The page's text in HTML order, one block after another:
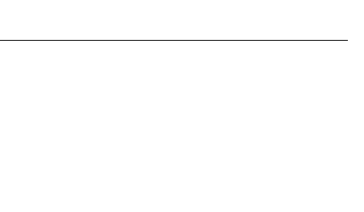
Type de motif: Motif cachemire